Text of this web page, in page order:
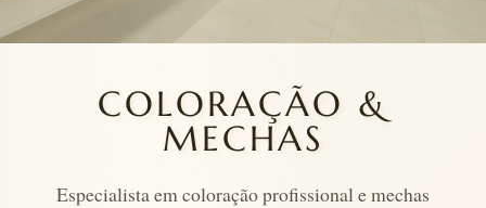
COLORAÇÃO &
MECHAS
Especialista em coloração profissional e mechas